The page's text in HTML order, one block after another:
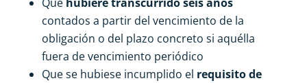
contados a partir del vencimiento de la
obligación o del plazo concreto si aquélla
fuera de vencimiento periódico
Que se hubiese incumplido el requisito de